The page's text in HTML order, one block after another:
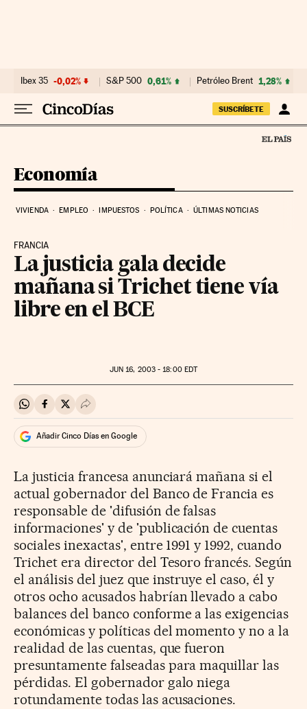
Ibex 35 -0,02% S&P 500 0,61% Petróleo Brent 1,28%
SUSCRÍBETE
Economía
VIVIENDA EMPLEO IMPUESTOS POLÍTICA ÚLTIMAS NOTICIAS
FRANCIA
La justicia gala decide
mañana si Trichet tiene vía
libre en el BCE
JUN 16, 2003 - 18:00EDT
Compartir en Whatsapp
Compartir en Facebook
Compartir en Twitter
Desplegar Redes Sociales
Añadir Cinco Días en Google
La justicia francesa anunciará mañana si el
actual gobernador del Banco de Francia es
responsable de 'difusión de falsas
informaciones' y de 'publicación de cuentas
sociales inexactas', entre 1991 y 1992, cuando
Trichet era director del Tesoro francés. Según
el análisis del juez que instruye el caso, él y
otros ocho acusados habrían llevado a cabo
balances del banco conforme a las exigencias
económicas y políticas del momento y no a la
realidad de las cuentas, que fueron
presuntamente falseadas para maquillar las
pérdidas. El gobernador galo niega
rotundamente todas las acusaciones.